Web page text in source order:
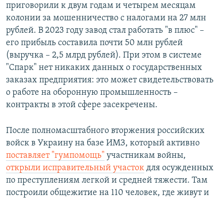
приговорили к двум годам и четырем месяцам
колонии за мошенничество с налогами на 27 млн
рублей. В 2023 году завод стал работать "в плюс" –
его прибыль составила почти 50 млн рублей
(выручка – 2,5 млрд рублей). При этом в системе
"Спарк" нет никаких данных о государственных
заказах предприятия: это может свидетельствовать
о работе на оборонную промышленность –
контракты в этой сфере засекречены.
После полномасштабного вторжения российских
войск в Украину на базе ИМЗ, который активно
поставляет "гумпомощь" участникам войны,
открыли исправительный участок для осужденных
по преступлениям легкой и средней тяжести. Там
построили общежитие на 110 человек, где живут и